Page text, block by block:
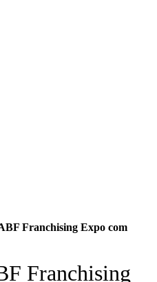
Franchising Expo com
Franchising